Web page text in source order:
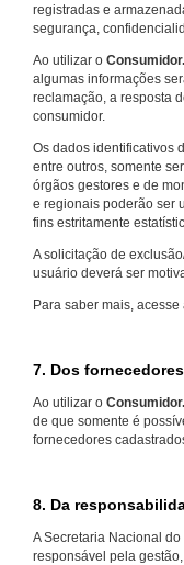
registradas e
segurança,
Ao utilizar o
algumas informações
reclamação, a resposta
consumidor.
Os dados identificativos
entre outros, somente
órgãos gestores e de
e regionais poderão ser
fins estritamente
A solicitação de
usuário deverá ser
Para saber mais, acesse
7. Dos
Ao utilizar o
de que somente é
fornecedores
8. Da
A Secretaria Nacional
responsável pela